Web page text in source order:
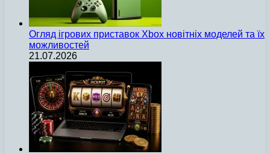
Огляд ігрових приставок Xbox новітніх моделей та їх
можливостей
21.07.2026